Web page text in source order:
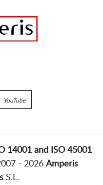
YouTube
14001 and ISO 45001
- 2026 Amperis
S.L.